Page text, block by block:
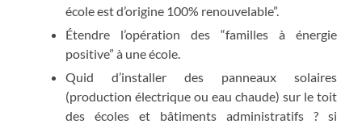
école est d’origine 100% renouvelable”.
Étendre l’opération des “familles à énergie
positive” à une école.
Quid d’installer des panneaux solaires
(production électrique ou eau chaude) sur le toit
des écoles et bâtiments administratifs ? si